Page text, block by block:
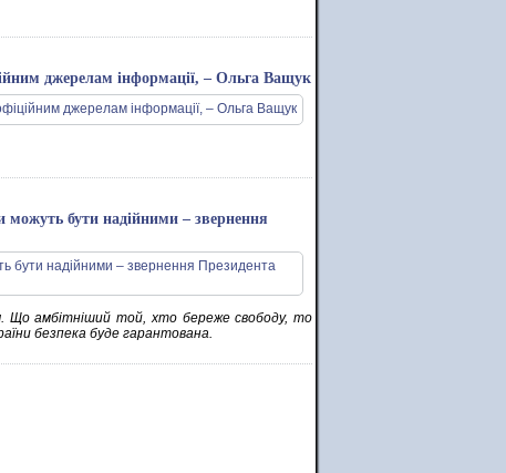
джерелам інформації, – Ольга Ващук
можуть бути надійними – звернення
Що амбітніший той, хто береже свободу, то
безпека буде гарантована.